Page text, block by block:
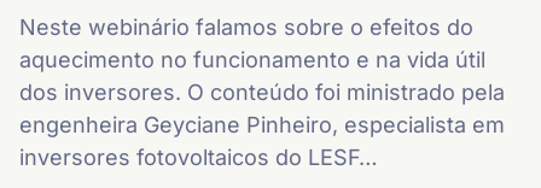
Neste webinário falamos sobre o efeitos do
aquecimento no funcionamento e na vida útil
dos inversores. O conteúdo foi ministrado pela
engenheira Geyciane Pinheiro, especialista em
inversores fotovoltaicos do LESF…